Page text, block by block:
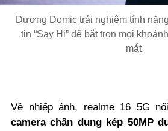
Dương Domic trải nghiệm tính
tin “Say Hi” để bắt trọn mọi
mắt.
Về nhiếp ảnh, realme 16 5G
camera chân dung kép 50MP